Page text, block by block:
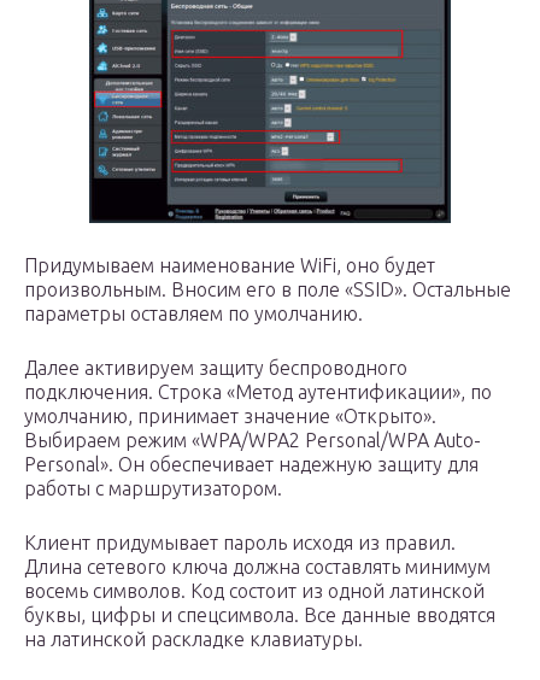
Придумываем наименование WiFi, оно будет
произвольным. Вносим его в поле «SSID». Остальные
параметры оставляем по умолчанию.
Далее активируем защиту беспроводного
подключения. Строка «Метод аутентификации», по
умолчанию, принимает значение «Открыто».
Выбираем режим «WPA/WPA2 Personal/WPA Auto-
Personal». Он обеспечивает надежную защиту для
работы с маршрутизатором.
Клиент придумывает пароль исходя из правил.
Длина сетевого ключа должна составлять минимум
восемь символов. Код состоит из одной латинской
буквы, цифры и спецсимвола. Все данные вводятся
на латинской раскладке клавиатуры.